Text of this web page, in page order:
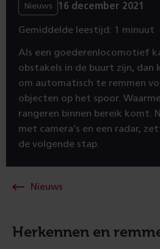
Nieuws 16 december 2021
Gemiddelde leestijd: 1 minuut
Als een goederenlocomotief
obstakels in de buurt zijn, dan
om automatisch te remmen
objecten op het spoor.
rangeren binnen bereik komt.
met camera’s en een radar,
de volgende stap.
Nieuws
Herkennen en